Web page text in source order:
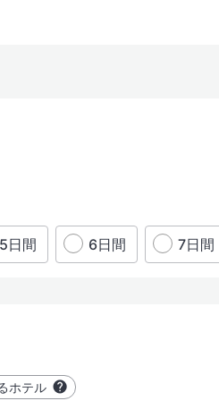
5日間 6日間 7日間
ホテル